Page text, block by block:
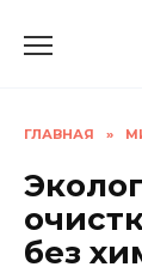
ГЛАВНАЯ »
без